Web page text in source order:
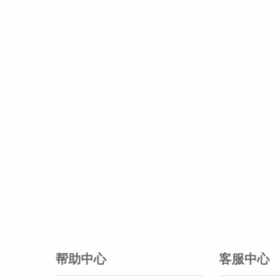
帮助中心 客服中心